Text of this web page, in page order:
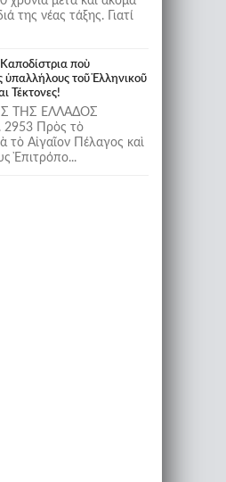
της νέας τάξης. Γιατί
ποὺ
ὑπαλλήλους τοῦ Ἑλληνικοῦ
Τέκτονες!
ΤΗΣ ΕΛΛΑΔΟΣ
2953 Πρὸς τὸ
τὸ Αἰγαῖον Πέλαγος καὶ
Ἐπιτρόπο...